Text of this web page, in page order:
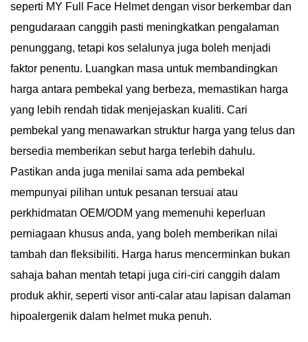
seperti MY Full Face Helmet dengan visor berkembar dan
pengudaraan canggih pasti meningkatkan pengalaman
penunggang, tetapi kos selalunya juga boleh menjadi
faktor penentu. Luangkan masa untuk membandingkan
harga antara pembekal yang berbeza, memastikan harga
yang lebih rendah tidak menjejaskan kualiti. Cari
pembekal yang menawarkan struktur harga yang telus dan
bersedia memberikan sebut harga terlebih dahulu.
Pastikan anda juga menilai sama ada pembekal
mempunyai pilihan untuk pesanan tersuai atau
perkhidmatan OEM/ODM yang memenuhi keperluan
perniagaan khusus anda, yang boleh memberikan nilai
tambah dan fleksibiliti. Harga harus mencerminkan bukan
sahaja bahan mentah tetapi juga ciri-ciri canggih dalam
produk akhir, seperti visor anti-calar atau lapisan dalaman
hipoalergenik dalam helmet muka penuh.